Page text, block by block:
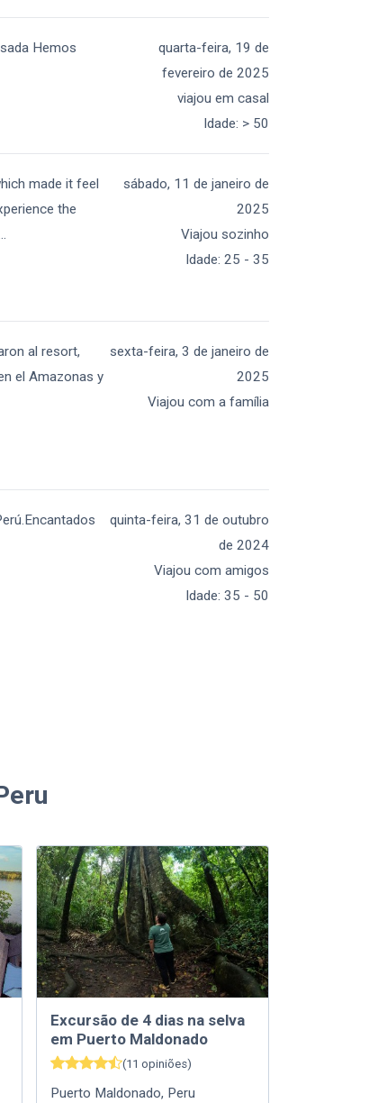
Hemos
quarta-feira, 19 de
fevereiro de 2025
viajou em casal
Idade: > 50
made it feel
the
sábado, 11 de janeiro de
2025
Viajou sozinho
Idade: 25 - 35
al resort,
el Amazonas y
sexta-feira, 3 de janeiro de
2025
Viajou com a família
quinta-feira, 31 de outubro
de 2024
Viajou com amigos
Idade: 35 - 50
Excursão de 4 dias na selva
em Puerto Maldonado
(11 opiniões)
Puerto Maldonado, Peru